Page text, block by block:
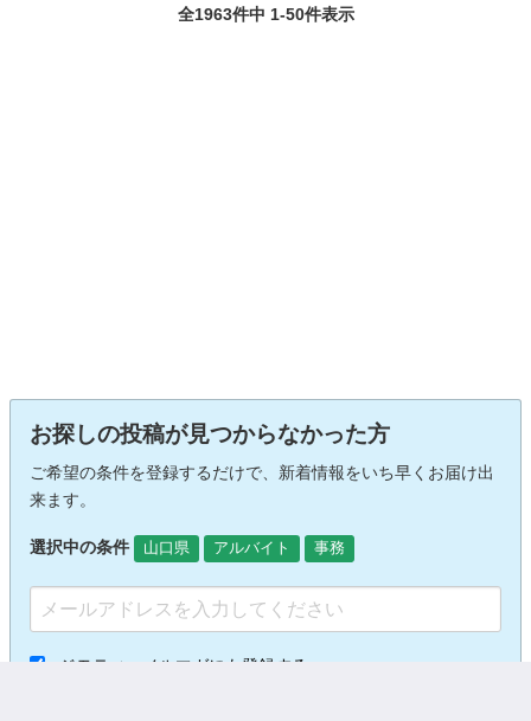
全1963件中 1-50件表示
お探しの投稿が見つからなかった方
ご希望の条件を登録するだけで、新着情報をいち早くお届け出
来ます。
選択中の条件 山口県 アルバイト 事務
ジモティーメルマガにも登録する